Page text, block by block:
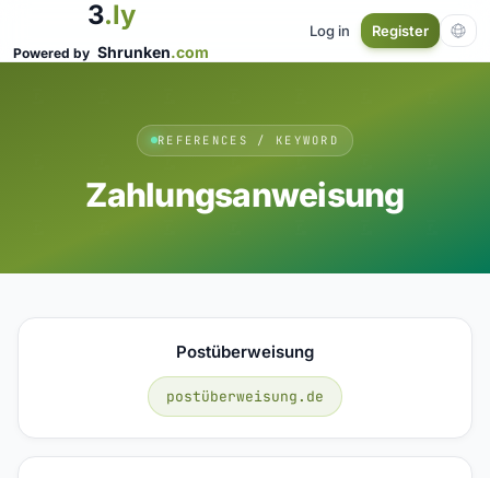
3.ly
Powered by Shrunken.com
Log in Register
REFERENCES / KEYWORD
Zahlungsanweisung
Postüberweisung
postüberweisung.de